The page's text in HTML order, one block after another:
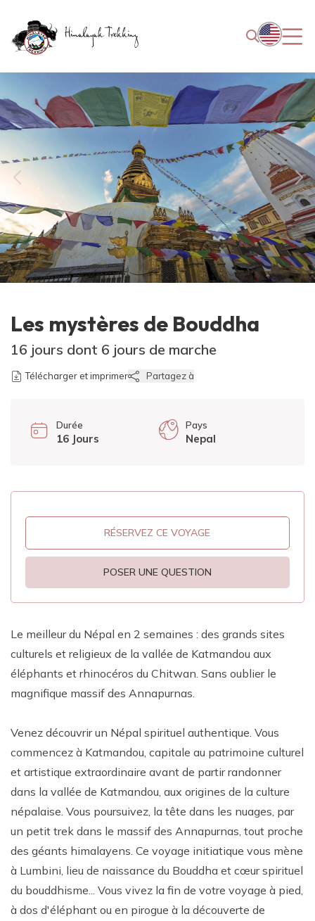
Les mystères de Bouddha
16 jours dont 6 jours de marche
Télécharger et imprimer Partagez à
Durée
16 Jours
Pays
Nepal
RÉSERVEZ CE VOYAGE
POSER UNE QUESTION
Le meilleur du Népal en 2 semaines : des grands sites
culturels et religieux de la vallée de Katmandou aux
éléphants et rhinocéros du Chitwan. Sans oublier le
magnifique massif des Annapurnas.
Venez découvrir un Népal spirituel authentique. Vous
commencez à Katmandou, capitale au patrimoine culturel
et artistique extraordinaire avant de partir randonner
dans la vallée de Katmandou, aux origines de la culture
népalaise. Vous poursuivez, la tête dans les nuages, par
un petit trek dans le massif des Annapurnas, tout proche
des géants himalayens. Ce voyage initiatique vous mène
à Lumbini, lieu de naissance du Bouddha et cœur spirituel
du bouddhisme... Vous vivez la fin de votre voyage à pied,
à dos d'éléphant ou en pirogue à la découverte de